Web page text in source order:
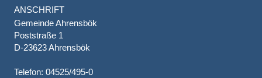
ANSCHRIFT
Gemeinde Ahrensbök
Poststraße 1
D-23623 Ahrensbök
Telefon: 04525/495-0